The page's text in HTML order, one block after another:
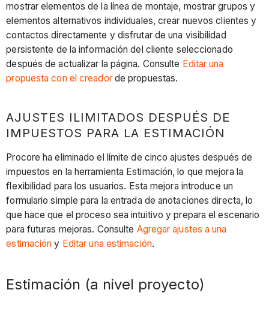
mostrar elementos de la línea de montaje, mostrar grupos y
elementos alternativos individuales, crear nuevos clientes y
contactos directamente y disfrutar de una visibilidad
persistente de la información del cliente seleccionado
después de actualizar la página. Consulte Editar una
propuesta con el creadorde propuestas.
AJUSTES ILIMITADOS DESPUÉS DE
IMPUESTOS PARA LA ESTIMACIÓN
Procore ha eliminado el límite de cinco ajustes después de
impuestos en la herramienta Estimación, lo que mejora la
flexibilidad para los usuarios. Esta mejora introduce un
formulario simple para la entrada de anotaciones directa, lo
que hace que el proceso sea intuitivo y prepara el escenario
para futuras mejoras. Consulte Agregar ajustes a una
estimación y Editar una estimación.
Estimación (a nivel proyecto)